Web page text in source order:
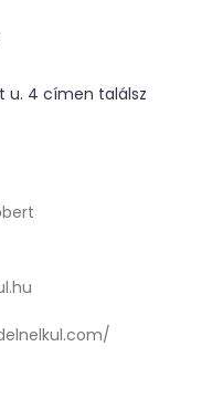
u. 4 címen találsz